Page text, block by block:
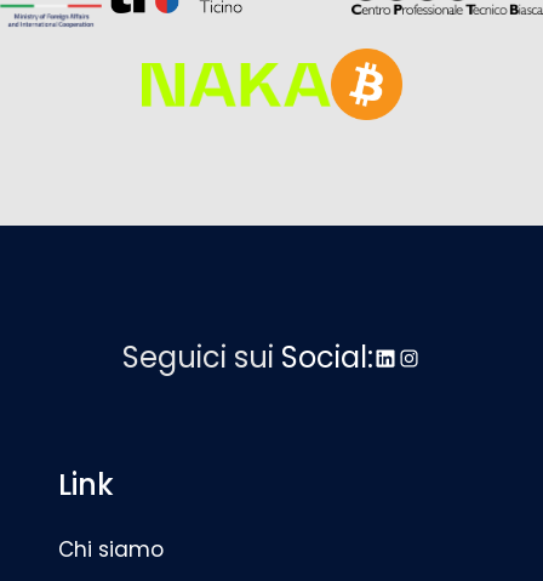
Seguici sui Social:LinkedIn
Instagram
Link
Chi siamo